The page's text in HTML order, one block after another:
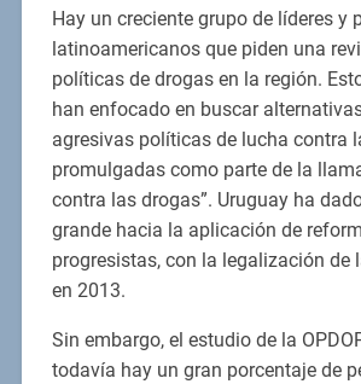
Hay un creciente grupo de líderes y
latinoamericanos que piden una
políticas de drogas en la región.
han enfocado en buscar
agresivas políticas de lucha contra
promulgadas como parte de la
contra las drogas”. Uruguay ha
grande hacia la aplicación de
progresistas, con la legalización de
en 2013.
Sin embargo, el estudio de la
todavía hay un gran porcentaje de